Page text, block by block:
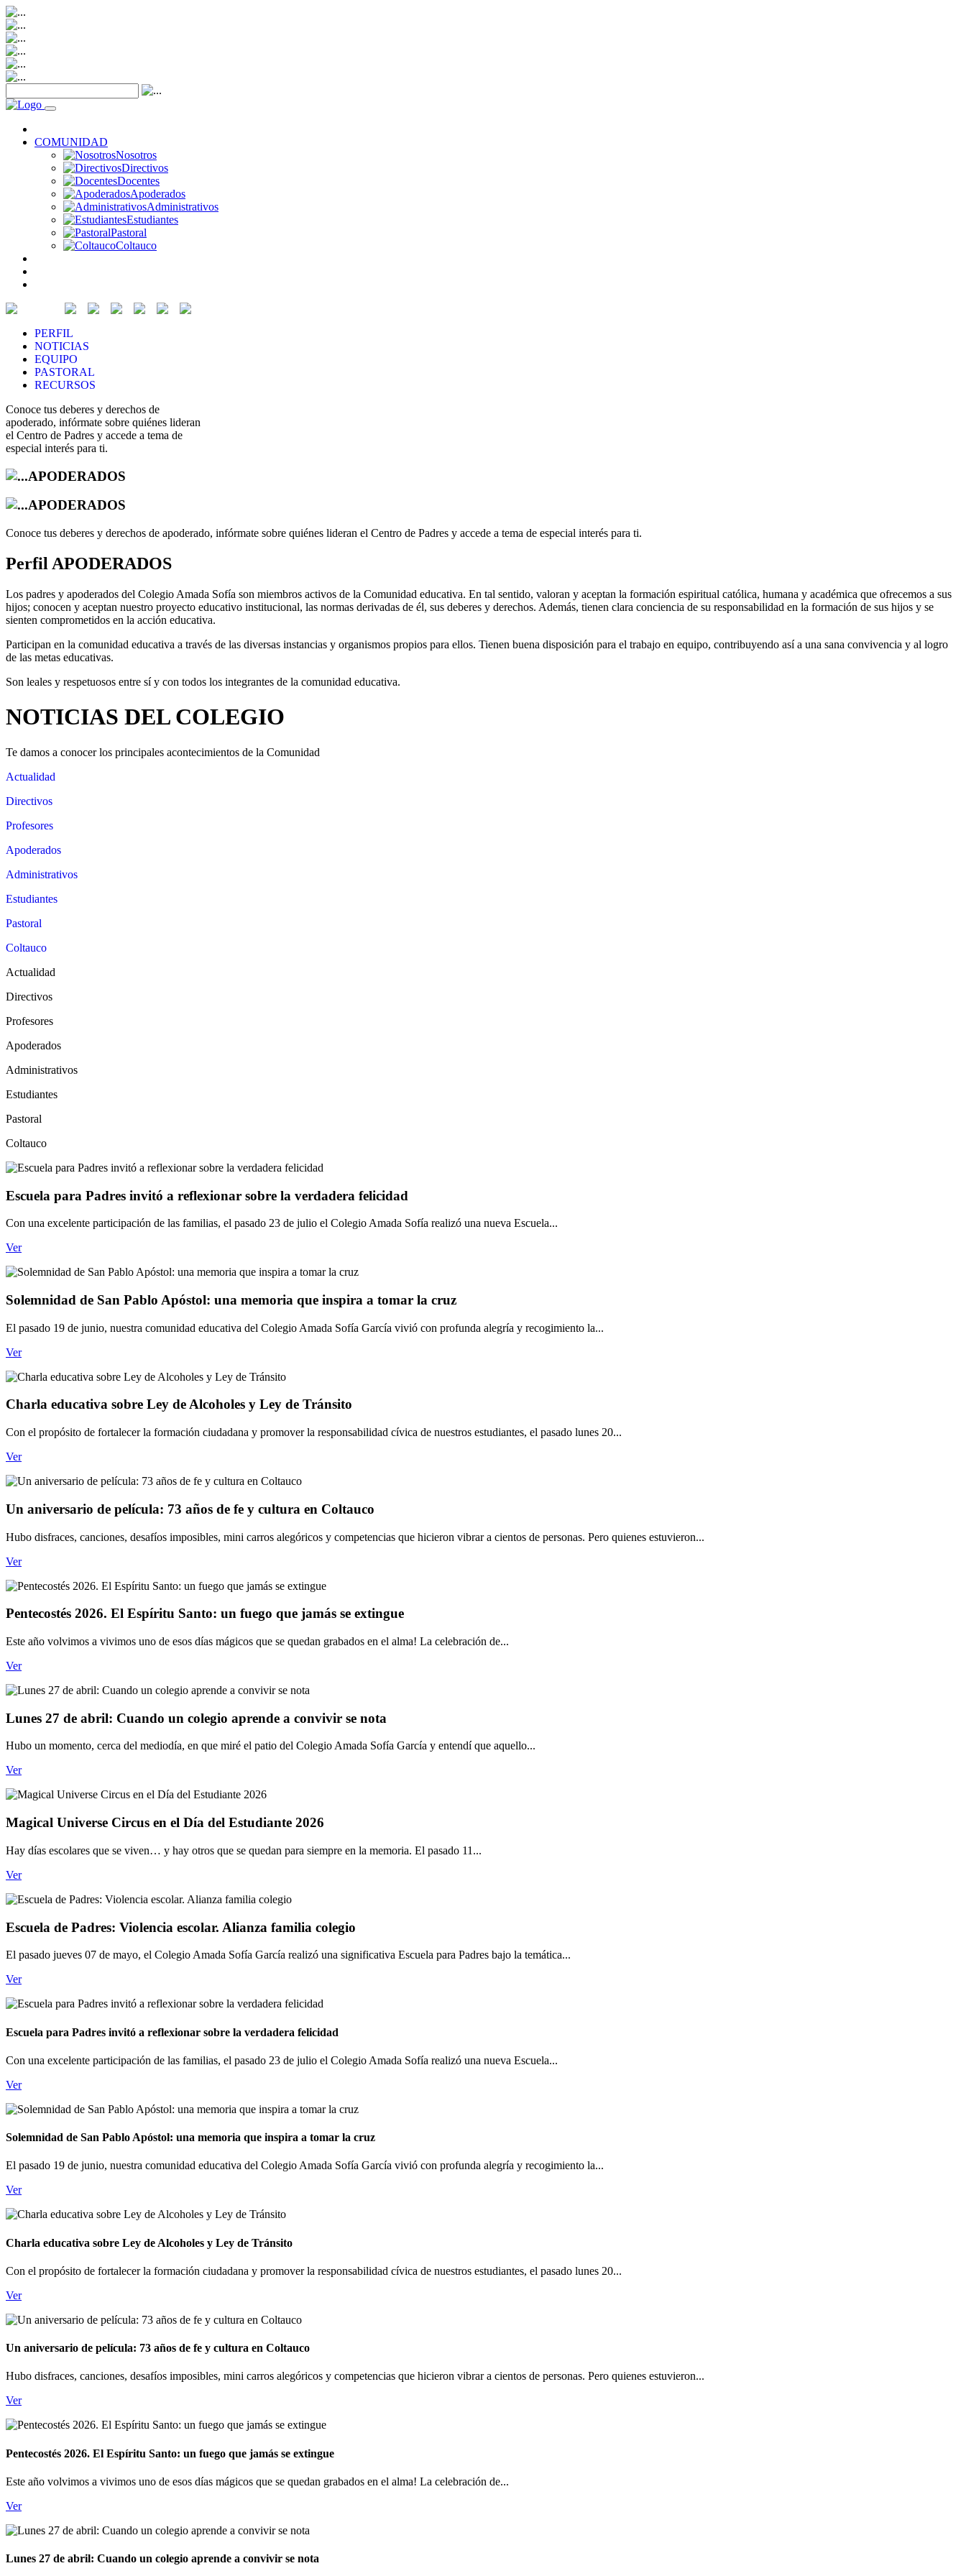
COMUNIDAD
Nosotros
Directivos
Docentes
Apoderados
Administrativos
Estudiantes
Pastoral
Coltauco
PERFIL
NOTICIAS
EQUIPO
PASTORAL
RECURSOS
Conoce tus deberes y derechos de
apoderado, infórmate sobre quiénes lideran
el Centro de Padres y accede a tema de
especial interés para ti.
APODERADOS
APODERADOS
Conoce tus deberes y derechos de apoderado, infórmate sobre quiénes lideran el Centro de Padres y accede a tema de especial interés para ti.
Perfil APODERADOS
Los padres y apoderados del Colegio Amada Sofía son miembros activos de la Comunidad educativa. En tal sentido, valoran y aceptan la formación espiritual católica, humana y académica que ofrecemos a sus
hijos; conocen y aceptan nuestro proyecto educativo institucional, las normas derivadas de él, sus deberes y derechos. Además, tienen clara conciencia de su responsabilidad en la formación de sus hijos y se
sienten comprometidos en la acción educativa.
Participan en la comunidad educativa a través de las diversas instancias y organismos propios para ellos. Tienen buena disposición para el trabajo en equipo, contribuyendo así a una sana convivencia y al logro
de las metas educativas.
Son leales y respetuosos entre sí y con todos los integrantes de la comunidad educativa.
NOTICIAS DEL COLEGIO
Te damos a conocer los principales acontecimientos de la Comunidad
Actualidad
Directivos
Profesores
Apoderados
Administrativos
Estudiantes
Pastoral
Coltauco
Actualidad
Directivos
Profesores
Apoderados
Administrativos
Estudiantes
Pastoral
Coltauco
Escuela para Padres invitó a reflexionar sobre la verdadera felicidad
Con una excelente participación de las familias, el pasado 23 de julio el Colegio Amada Sofía realizó una nueva Escuela...
Ver
Solemnidad de San Pablo Apóstol: una memoria que inspira a tomar la cruz
El pasado 19 de junio, nuestra comunidad educativa del Colegio Amada Sofía García vivió con profunda alegría y recogimiento la...
Ver
Charla educativa sobre Ley de Alcoholes y Ley de Tránsito
Con el propósito de fortalecer la formación ciudadana y promover la responsabilidad cívica de nuestros estudiantes, el pasado lunes 20...
Ver
Un aniversario de película: 73 años de fe y cultura en Coltauco
Hubo disfraces, canciones, desafíos imposibles, mini carros alegóricos y competencias que hicieron vibrar a cientos de personas. Pero quienes estuvieron...
Ver
Pentecostés 2026. El Espíritu Santo: un fuego que jamás se extingue
Este año volvimos a vivimos uno de esos días mágicos que se quedan grabados en el alma! La celebración de...
Ver
Lunes 27 de abril: Cuando un colegio aprende a convivir se nota
Hubo un momento, cerca del mediodía, en que miré el patio del Colegio Amada Sofía García y entendí que aquello...
Ver
Magical Universe Circus en el Día del Estudiante 2026
Hay días escolares que se viven… y hay otros que se quedan para siempre en la memoria. El pasado 11...
Ver
Escuela de Padres: Violencia escolar. Alianza familia colegio
El pasado jueves 07 de mayo, el Colegio Amada Sofía García realizó una significativa Escuela para Padres bajo la temática...
Ver
Escuela para Padres invitó a reflexionar sobre la verdadera felicidad
Con una excelente participación de las familias, el pasado 23 de julio el Colegio Amada Sofía realizó una nueva Escuela...
Ver
Solemnidad de San Pablo Apóstol: una memoria que inspira a tomar la cruz
El pasado 19 de junio, nuestra comunidad educativa del Colegio Amada Sofía García vivió con profunda alegría y recogimiento la...
Ver
Charla educativa sobre Ley de Alcoholes y Ley de Tránsito
Con el propósito de fortalecer la formación ciudadana y promover la responsabilidad cívica de nuestros estudiantes, el pasado lunes 20...
Ver
Un aniversario de película: 73 años de fe y cultura en Coltauco
Hubo disfraces, canciones, desafíos imposibles, mini carros alegóricos y competencias que hicieron vibrar a cientos de personas. Pero quienes estuvieron...
Ver
Pentecostés 2026. El Espíritu Santo: un fuego que jamás se extingue
Este año volvimos a vivimos uno de esos días mágicos que se quedan grabados en el alma! La celebración de...
Ver
Lunes 27 de abril: Cuando un colegio aprende a convivir se nota